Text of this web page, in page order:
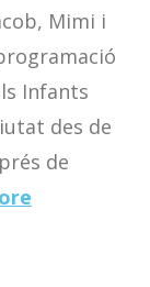
Mimi i
Infants
des de
de